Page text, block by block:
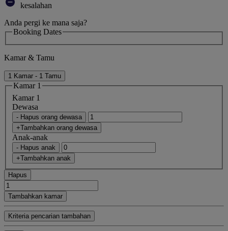
kesalahan
Anda pergi ke mana saja?
Booking Dates
Kamar & Tamu
1 Kamar - 1 Tamu
Kamar 1
Kamar 1
Dewasa
- Hapus orang dewasa
+Tambahkan orang dewasa
Anak-anak
- Hapus anak
+Tambahkan anak
Hapus
Tambahkan kamar
Kriteria pencarian tambahan